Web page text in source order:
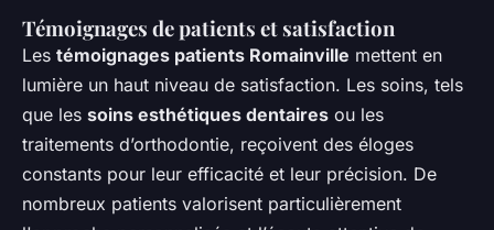
Témoignages de patients et satisfaction
Les témoignages patients Romainville mettent en
lumière un haut niveau de satisfaction. Les soins, tels
que les soins esthétiques dentaires ou les
traitements d’orthodontie, reçoivent des éloges
constants pour leur efficacité et leur précision. De
nombreux patients valorisent particulièrement